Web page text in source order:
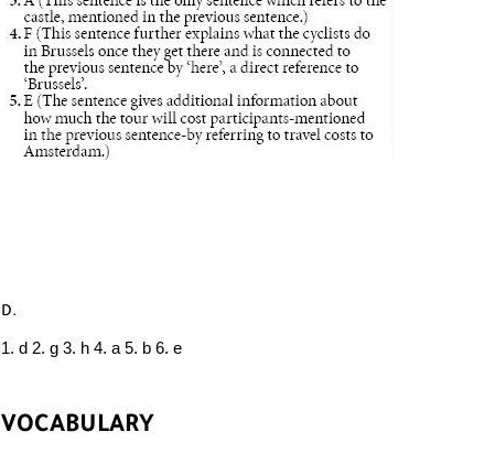
D.
1. d 2. g 3. h 4. a 5. b 6. e
VOCABULARY